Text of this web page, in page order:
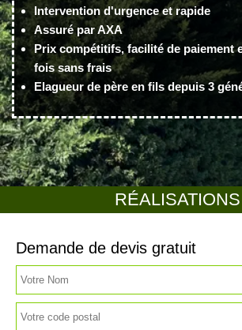
RÉALISATIONS
Intervention d'urgence et rapide
Assuré par AXA
Prix compétitifs, facilité de paiement
fois sans frais
Elagueur de père en fils depuis 3
Demande de devis gratuit